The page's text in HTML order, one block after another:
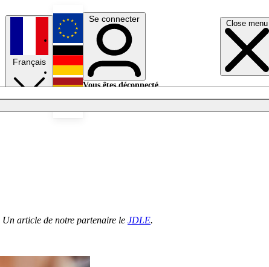
Close menu
Français
English
Deutsch
Se connecter
Vous êtes déconnecté.
Un article de notre partenaire le JDLE.